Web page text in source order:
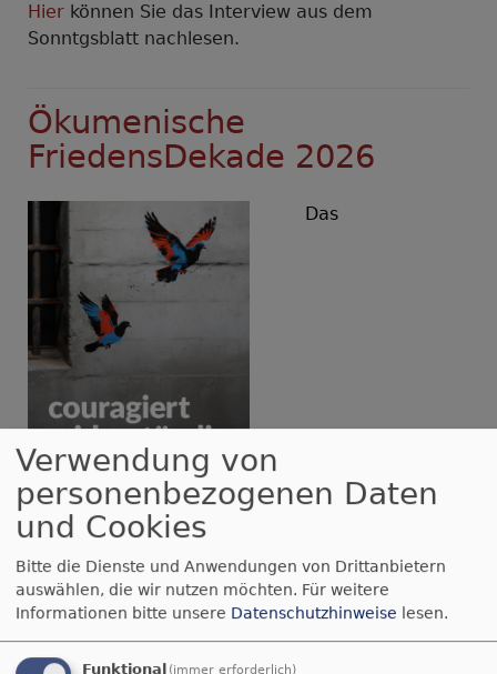
Hier können Sie das Interview aus dem
Sonntgsblatt nachlesen.
Ökumenische
FriedensDekade 2026
Bildrechte Ökumenische FriedensDekade
Das
FriedensDekade 2026setzt mit dem Siegermotiv
vonOlaf Warburgein starkes Zeichen für
Freiheit: Zwei Friedenstauben durchbrechen
Gitterstäbe als Symbol für den Ausbruch aus der
Verwendung von
personenbezogenen Daten
und Cookies
Bitte die Dienste und Anwendungen von Drittanbietern
auswählen, die wir nutzen möchten. Für weitere
Informationen bitte unsere Datenschutzhinweise lesen.
Funktional (immer erforderlich)